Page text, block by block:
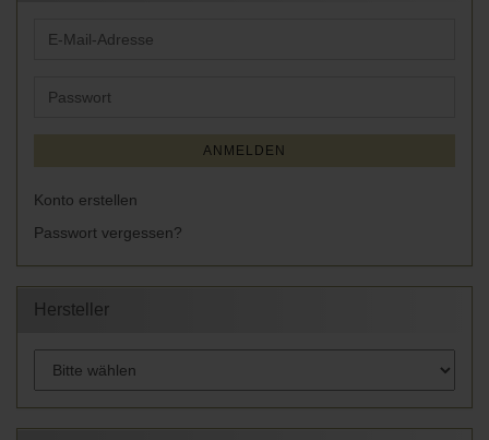
E-
Passwort
ANMELDEN
Konto erstellen
Passwort vergessen?
Hersteller